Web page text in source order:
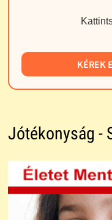
KÉREK
Jótékonyság -